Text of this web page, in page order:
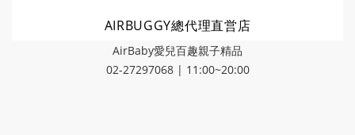
AIRBUGGY總代理直営店
AirBaby愛兒百趣親子精品
02-27297068 | 11:00~20:00